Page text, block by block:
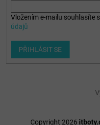
Vložením e-mailu souhlasíte s
údajů
PŘIHLÁSIT SE
Copyright 2026